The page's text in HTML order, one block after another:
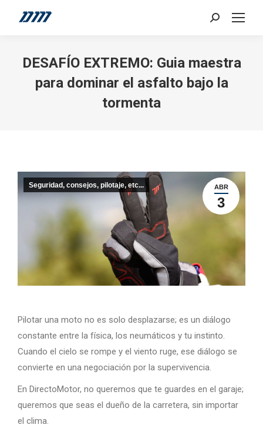
Search:
DESAFÍO EXTREMO: Guia maestra
para dominar el asfalto bajo la
tormenta
ABR
3
Seguridad, consejos, pilotaje, etc...
Pilotar una moto no es solo desplazarse; es un diálogo
constante entre la física, los neumáticos y tu instinto.
Cuando el cielo se rompe y el viento ruge, ese diálogo se
convierte en una negociación por la supervivencia.
En DirectoMotor, no queremos que te guardes en el garaje;
queremos que seas el dueño de la carretera, sin importar
el clima.